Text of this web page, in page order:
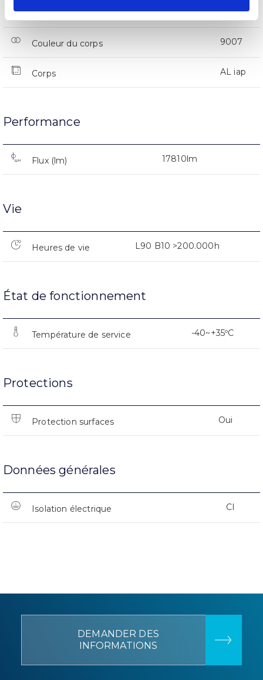
Indice d’étanchéité IP IP66
Couleur du corps 9007
Corps AL iap
Performance
Flux (lm) 17810lm
Vie
Heures de vie L90 B10 >200.000h
État de fonctionnement
Température de service -40~+35ºC
Protections
Protection surfaces Oui
Données générales
Isolation électrique CI
DEMANDER DES
INFORMATIONS